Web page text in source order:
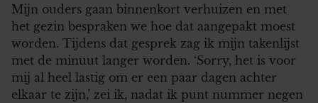
Mijn ouders gaan binnenkort verhuizen en met
het gezin bespraken we hoe dat aangepakt moest
worden. Tijdens dat gesprek zag ik mijn takenlijst
met de minuut langer worden. ‘Sorry, het is voor
mij al heel lastig om er een paar dagen achter
elkaar te zijn,’ zei ik, nadat ik punt nummer negen